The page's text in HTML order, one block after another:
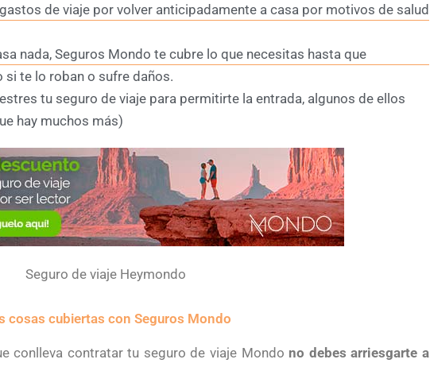
de viaje por volver anticipadamente a casa por motivos de salud
nada, Seguros Mondo te cubre lo que necesitas hasta que
si te lo roban o sufre daños.
tu seguro de viaje para permitirte la entrada, algunos de ellos
hay muchos más)
Seguro de viaje Heymondo
cosas cubiertas con Seguros Mondo
conlleva contratar tu seguro de viaje Mondo no debes arriesgarte a